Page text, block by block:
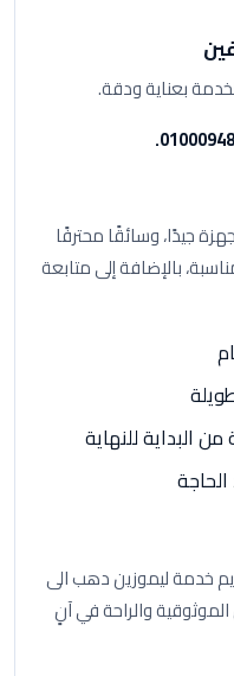
بعناية ودقة.
جيدًا، وسائقًا محترفًا
بالإضافة إلى متابعة
البداية للنهاية
خدمة ليموزين دهب الى
والراحة في آنٍ